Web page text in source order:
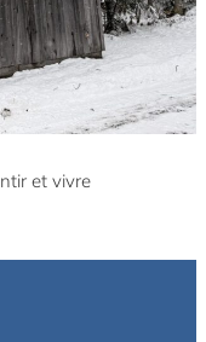
et vivre